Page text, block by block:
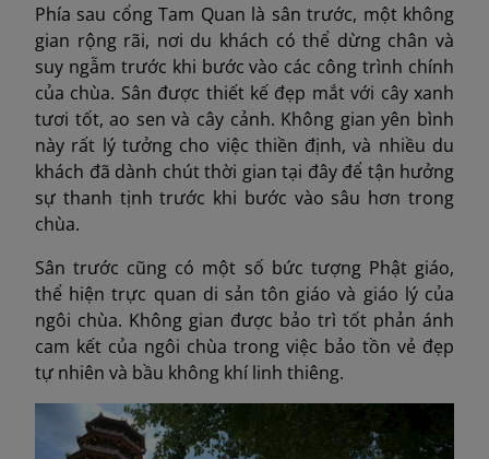
Phía sau cổng Tam Quan là sân trước, một không
gian rộng rãi, nơi du khách có thể dừng chân và
suy ngẫm trước khi bước vào các công trình chính
của chùa. Sân được thiết kế đẹp mắt với cây xanh
tươi tốt, ao sen và cây cảnh. Không gian yên bình
này rất lý tưởng cho việc thiền định, và nhiều du
khách đã dành chút thời gian tại đây để tận hưởng
sự thanh tịnh trước khi bước vào sâu hơn trong
chùa.
Sân trước cũng có một số bức tượng Phật giáo,
thể hiện trực quan di sản tôn giáo và giáo lý của
ngôi chùa. Không gian được bảo trì tốt phản ánh
cam kết của ngôi chùa trong việc bảo tồn vẻ đẹp
tự nhiên và bầu không khí linh thiêng.